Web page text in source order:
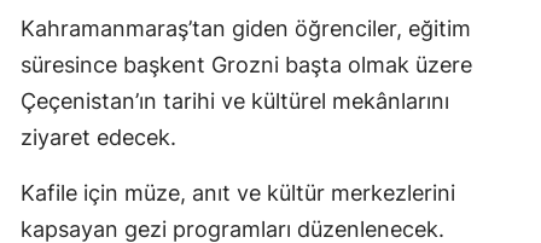
Kahramanmaraş’tan giden öğrenciler, eğitim
süresince başkent Grozni başta olmak üzere
Çeçenistan’ın tarihi ve kültürel mekânlarını
ziyaret edecek.
Kafile için müze, anıt ve kültür merkezlerini
kapsayan gezi programları düzenlenecek.